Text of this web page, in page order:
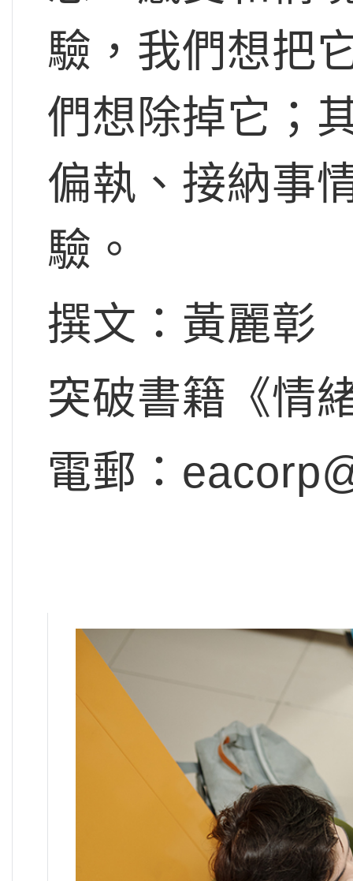
驗，我們想把
們想除掉它；
偏執、接納事
驗。
撰文：黃麗彰
突破書籍《情
電郵：